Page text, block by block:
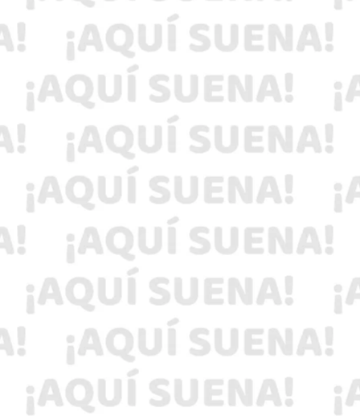
investigación sobre los resultados atípicos del
proceso de admisión 2026
Análisis de laboratorios oficiales confirmaron
la ausencia del parásito Cyclospora